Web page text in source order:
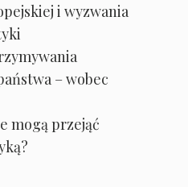
i wyzwania
– wobec
mogą przejąć